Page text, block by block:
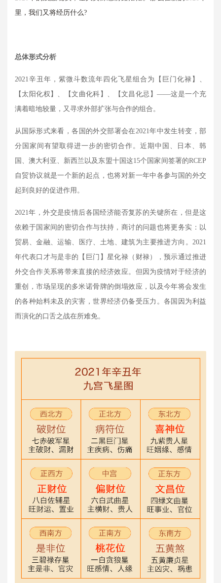
里，我们又将经历什么?
总体形式分析
2021辛丑年，紫微斗数流年四化飞星组合为【巨门化禄】、
【太阳化权】、【文曲化科】、【文昌化忌】——这是一个充
满着暗地较量，又寻求外部扩张与合作的组合。
从国际形式来看，各国的外交部署会在2021年中发生转变，部
分国家间有望取得进一步的密切合作。近期中国、日本、韩
国、澳大利亚、新西兰以及东盟十国这15个国家间签署的RCEP
自贸协议就是一个新的起点，也将对新一年中各参与国的外交
起到良好的促进作用。
2021年，外交是疫情后各国经济能否复苏的关键所在，但是这
依赖于国家间的密切合作与扶持，商讨的问题也将更务实：以
贸易、金融、运输、医疗、土地、建筑为主要推进方向。 2021
年代表口才与是非的【巨门】星化禄（财禄），预示通过推进
外交合作关系将带来直接的经济效应。但因为疫情对于经济的
重创，市场呈现的多米诺骨牌的倒塌效应，以及今年将会发生
的各种始料未及的灾害，世界经济仍备受压力。各国因为利益
而演化的口舌之战在所难免。